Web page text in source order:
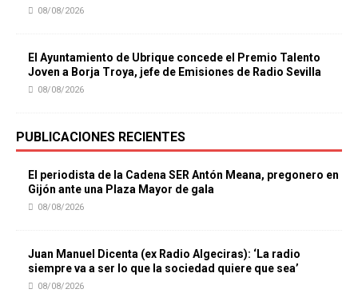
08/08/2026
El Ayuntamiento de Ubrique concede el Premio Talento
Joven a Borja Troya, jefe de Emisiones de Radio Sevilla
08/08/2026
PUBLICACIONES RECIENTES
El periodista de la Cadena SER Antón Meana, pregonero en
Gijón ante una Plaza Mayor de gala
08/08/2026
Juan Manuel Dicenta (ex Radio Algeciras): ‘La radio
siempre va a ser lo que la sociedad quiere que sea’
08/08/2026